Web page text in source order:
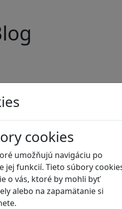
cookies
umožňujú navigáciu po
jej funkcií. Tieto súbory
o vás, ktoré by mohli byť
alebo na zapamätanie si